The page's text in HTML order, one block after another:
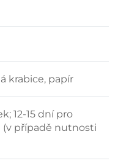
krabice, papír
12-15 dní pro
(v případě nutnosti